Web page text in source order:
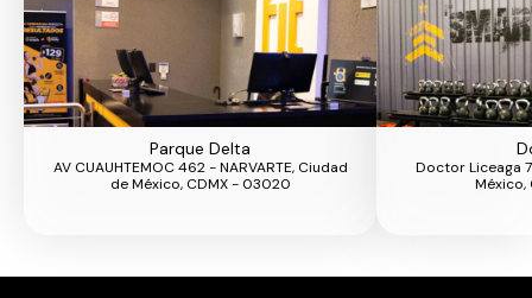
Parque Delta
AV CUAUHTEMOC 462 - NARVARTE, Ciudad
de México, CDMX - 03020
Doctor Liceaga
México,